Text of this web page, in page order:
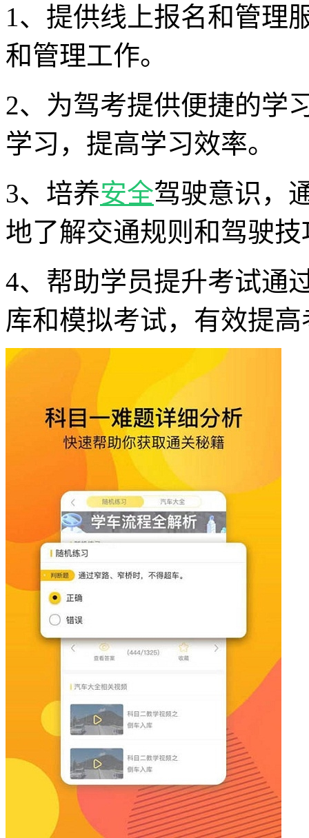
1、提供线上报名和管理
和管理工作。
2、为驾考提供便捷的学
学习，提高学习效率。
3、培养安全驾驶意识，
地了解交通规则和驾驶技
4、帮助学员提升考试通
库和模拟考试，有效提